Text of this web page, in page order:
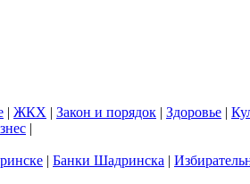
| ЖКХ | Закон и порядок | Здоровье |
|
| Банки Шадринска |